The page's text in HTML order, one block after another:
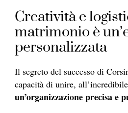
Creatività e
matrimonio è
personalizzata
Il segreto del successo di
capacità di unire,
un’organizzazione precisa e